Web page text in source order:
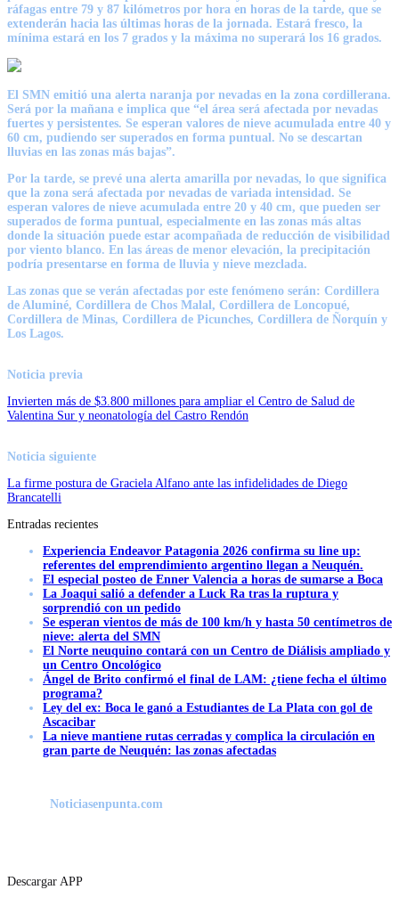
ráfagas entre 79 y 87 kilómetros por hora en horas de la tarde, que se
extenderán hacia las últimas horas de la jornada. Estará fresco, la
mínima estará en los 7 grados y la máxima no superará los 16 grados.
El SMN emitió una alerta naranja por nevadas en la zona cordillerana.
Será por la mañana e implica que “el área será afectada por nevadas
fuertes y persistentes. Se esperan valores de nieve acumulada entre 40 y
60 cm, pudiendo ser superados en forma puntual. No se descartan
lluvias en las zonas más bajas”.
Por la tarde, se prevé una alerta amarilla por nevadas, lo que significa
que la zona será afectada por nevadas de variada intensidad. Se
esperan valores de nieve acumulada entre 20 y 40 cm, que pueden ser
superados de forma puntual, especialmente en las zonas más altas
donde la situación puede estar acompañada de reducción de visibilidad
por viento blanco. En las áreas de menor elevación, la precipitación
podría presentarse en forma de lluvia y nieve mezclada.
Las zonas que se verán afectadas por este fenómeno serán: Cordillera
de Aluminé, Cordillera de Chos Malal, Cordillera de Loncopué,
Cordillera de Minas, Cordillera de Picunches, Cordillera de Ñorquín y
Los Lagos.
Noticia previa
Invierten más de $3.800 millones para ampliar el Centro de Salud de
Valentina Sur y neonatología del Castro Rendón
Noticia siguiente
La firme postura de Graciela Alfano ante las infidelidades de Diego
Brancatelli
Entradas recientes
Experiencia Endeavor Patagonia 2026 confirma su line up:
referentes del emprendimiento argentino llegan a Neuquén.
El especial posteo de Enner Valencia a horas de sumarse a Boca
La Joaqui salió a defender a Luck Ra tras la ruptura y
sorprendió con un pedido
Se esperan vientos de más de 100 km/h y hasta 50 centímetros de
nieve: alerta del SMN
El Norte neuquino contará con un Centro de Diálisis ampliado y
un Centro Oncológico
Ángel de Brito confirmó el final de LAM: ¿tiene fecha el último
programa?
Ley del ex: Boca le ganó a Estudiantes de La Plata con gol de
Ascacibar
La nieve mantiene rutas cerradas y complica la circulación en
gran parte de Neuquén: las zonas afectadas
Noticiasenpunta.com
Descargar APP